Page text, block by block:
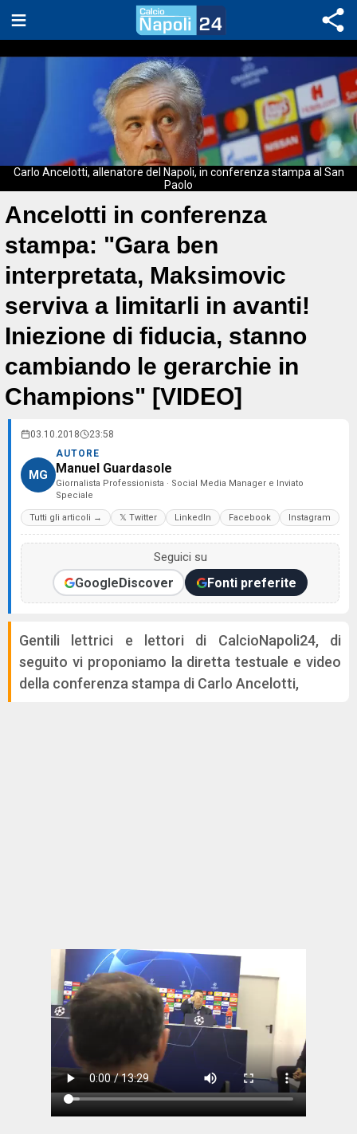
Carlo Ancelotti, allenatore del Napoli, in conferenza stampa al San
Paolo
Ancelotti in conferenza
stampa: "Gara ben
interpretata, Maksimovic
serviva a limitarli in avanti!
Iniezione di fiducia, stanno
cambiando le gerarchie in
Champions" [VIDEO]
03.10.2018 23:58
MG
AUTORE
Manuel Guardasole
Giornalista Professionista · Social Media Manager e Inviato
Speciale
Tutti gli articoli → 𝕏 Twitter LinkedIn Facebook Instagram
Seguici su
GoogleDiscover Fonti preferite
Gentili lettrici e lettori di CalcioNapoli24, di
seguito vi proponiamo la diretta testuale e video
della conferenza stampa di Carlo Ancelotti,